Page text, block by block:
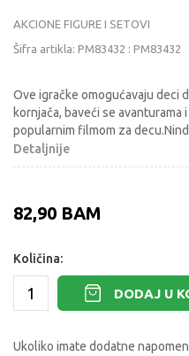
AKCIONE FIGURE I SETOVI
Šifra artikla: PM83432 : PM83432
Ove igračke omogućavaju deci
kornjača, baveći se avanturama
popularnim filmom za
Detaljnije
82,90 BAM
Količina:
DODAJ U
Ukoliko imate dodatne